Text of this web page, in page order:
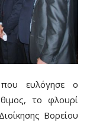
ευλόγησε ο
το φλουρί
Βορείου